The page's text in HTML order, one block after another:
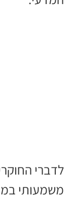
לדברי
משמעותי